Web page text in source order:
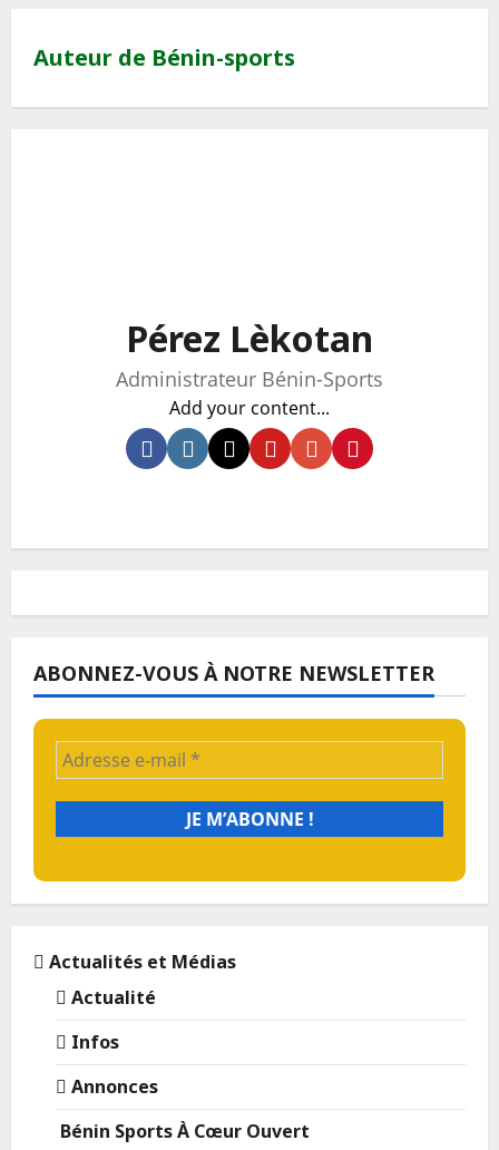
Auteur de Bénin-sports
Pérez Lèkotan
Administrateur Bénin-Sports
Add your content...
ABONNEZ-VOUS À NOTRE NEWSLETTER
Actualités et Médias
Actualité
Infos
Annonces
Bénin Sports À Cœur Ouvert